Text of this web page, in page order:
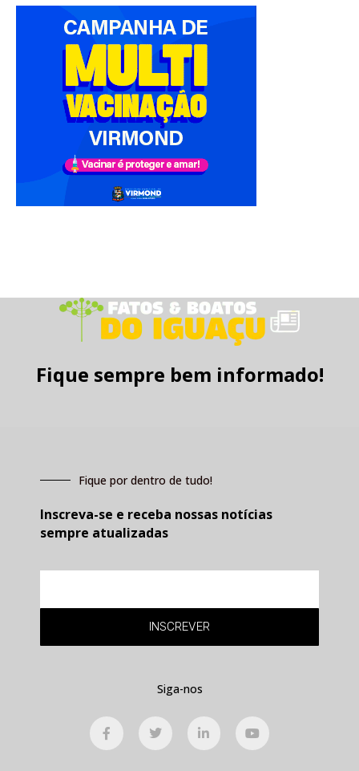
Fique sempre bem informado!
Fique por dentro de tudo!
Inscreva-se e receba nossas notícias
sempre atualizadas
INSCREVER
Siga-nos
F
a
c
T
w
i
L
i
n
Y
o
u